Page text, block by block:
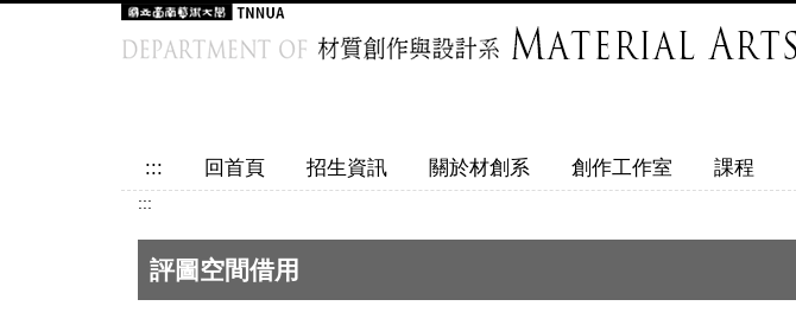
::: 回首頁 招生資訊 關於材創系 創作工作室 課程
:::
評圖空間借用